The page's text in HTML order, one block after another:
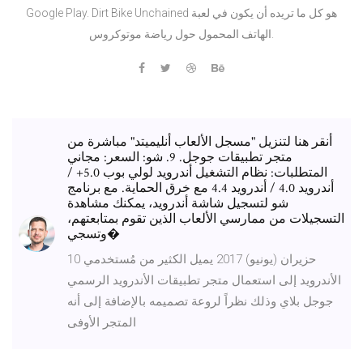
Google Play. Dirt Bike Unchained هو كل ما تريده أن يكون في لعبة
أنقر هنا لتنزيل "مسجل الألعاب أنليميتد" مباشرة من
متجر تطبيقات جوجل. 9. شو: السعر: مجاني
المتطلبات: نظام التشغيل أندرويد لولي بوب 5.0+ /
أندرويد 4.0 / أندرويد 4.4 مع خرق الحماية. مع برنامج
شو لتسجيل شاشة أندرويد، يمكنك مشاهدة
التسجيلات من ممارسي الألعاب الذين تقوم بمتابعتهم،
وتسجي�
10 حزيران (يونيو) 2017 يميل الكثير من مُستخدمي
الأندرويد إلى استعمال متجر تطبيقات الأندرويد الرسمي
جوجل بلاي وذلك نظراً لروعة تصميمه بالإضافة إلى أنه